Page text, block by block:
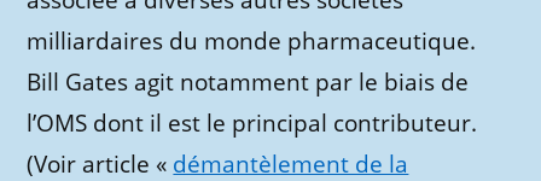
milliardaires du monde pharmaceutique.
Bill Gates agit notamment par le biais de
l’OMS dont il est le principal contributeur.
(Voir article « démantèlement de la